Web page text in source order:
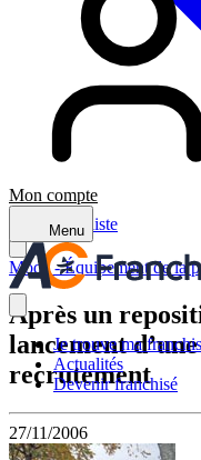
Mon compte
Menu
Je trouve ma
Actualités
Devenir franchisé
Retour à la liste
Mode - Équipement de la
Après un
lancement
recrutement
27/11/2006